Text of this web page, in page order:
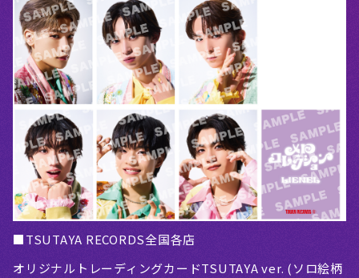
■TSUTAYA RECORDS全国各店
オリジナルトレーディングカードTSUTAYA ver. (ソロ絵柄